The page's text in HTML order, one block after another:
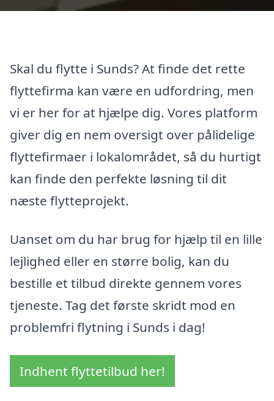
Skal du flytte i Sunds? At finde det rette
flyttefirma kan være en udfordring, men
vi er her for at hjælpe dig. Vores platform
giver dig en nem oversigt over pålidelige
flyttefirmaer i lokalområdet, så du hurtigt
kan finde den perfekte løsning til dit
næste flytteprojekt.
Uanset om du har brug for hjælp til en lille
lejlighed eller en større bolig, kan du
bestille et tilbud direkte gennem vores
tjeneste. Tag det første skridt mod en
problemfri flytning i Sunds i dag!
Indhent flyttetilbud her!